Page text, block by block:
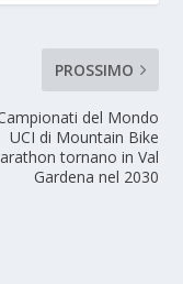
PROSSIMO
del Mondo
UCI di Mountain Bike
tornano in Val
Gardena nel 2030